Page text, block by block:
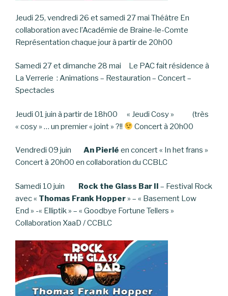
Jeudi 25, vendredi 26 et samedi 27 mai Théâtre En
collaboration avec l’Académie de Braine-le-Comte
Représentation chaque jour à partir de 20h00
Samedi 27 et dimanche 28 mai Le PAC fait résidence à
La Verrerie : Animations – Restauration – Concert –
Spectacles
Jeudi 01 juin à partir de 18h00 « Jeudi Cosy » (très
« cosy » … un premier « joint » ?!!
Concert à 20h00
Vendredi 09 juin An Pierlé en concert « In het frans »
Concert à 20h00 en collaboration du CCBLC
Samedi 10 juin Rock the Glass Bar II – Festival Rock
avec « Thomas Frank Hopper » – « Basement Low
End » -« Elliptik » – « Goodbye Fortune Tellers »
Collaboration XaaD / CCBLC